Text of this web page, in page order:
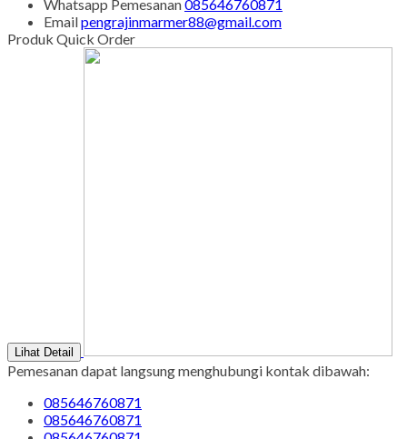
Whatsapp Pemesanan085646760871
Emailpengrajinmarmer88@gmail.com
Produk Quick Order
Lihat Detail
Pemesanan dapat langsung menghubungi kontak dibawah:
085646760871
085646760871